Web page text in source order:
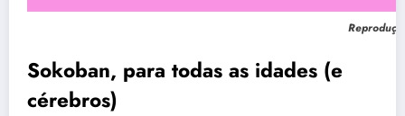
Sokoban, para todas as idades (e
cérebros)